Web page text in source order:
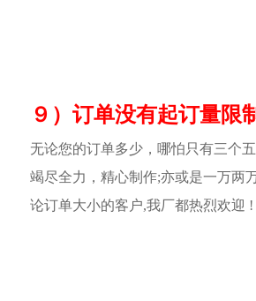
９）订单没有起订量限
无论您的订单多少，哪怕只有三个
竭尽全力，精心制作;亦或是一万两
论订单大小的客户,我厂都热烈欢迎 !